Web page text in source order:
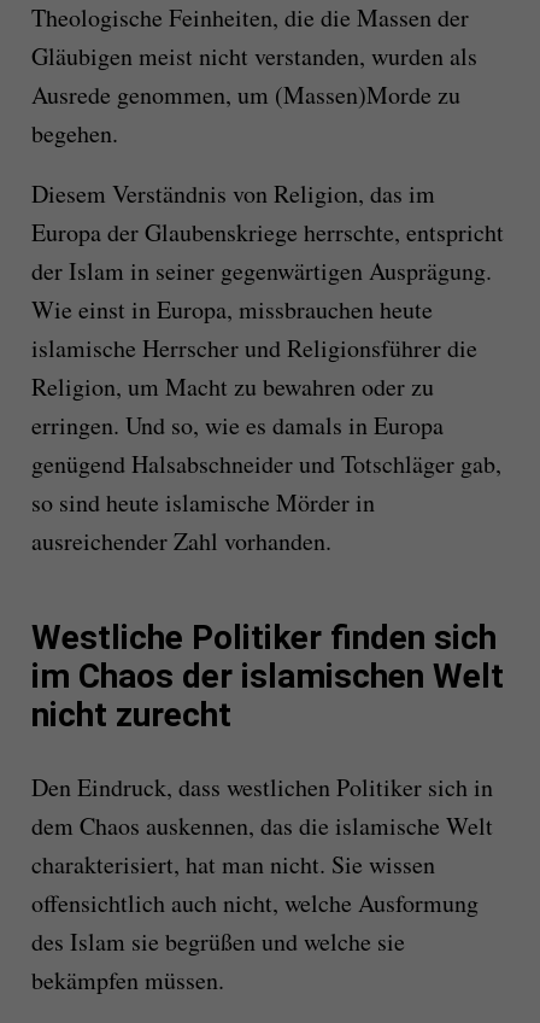
Theologische Feinheiten, die die Massen der
Gläubigen meist nicht verstanden, wurden als
Ausrede genommen, um (Massen)Morde zu
begehen.
Diesem Verständnis von Religion, das im
Europa der Glaubenskriege herrschte, entspricht
der Islam in seiner gegenwärtigen Ausprägung.
Wie einst in Europa, missbrauchen heute
islamische Herrscher und Religionsführer die
Religion, um Macht zu bewahren oder zu
erringen. Und so, wie es damals in Europa
genügend Halsabschneider und Totschläger gab,
so sind heute islamische Mörder in
ausreichender Zahl vorhanden.
Westliche Politiker finden sich
im Chaos der islamischen Welt
nicht zurecht
Den Eindruck, dass westlichen Politiker sich in
dem Chaos auskennen, das die islamische Welt
charakterisiert, hat man nicht. Sie wissen
offensichtlich auch nicht, welche Ausformung
des Islam sie begrüßen und welche sie
bekämpfen müssen.